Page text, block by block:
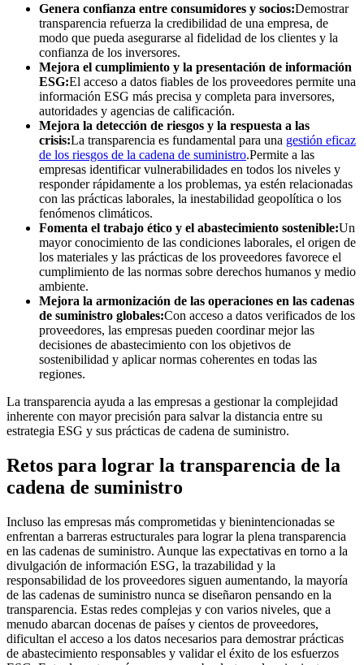
Genera confianza entre consumidores y socios:Demostrar
transparencia refuerza la credibilidad de una empresa, de
modo que pueda asegurarse al fidelidad de los clientes y la
confianza de los inversores.
Mejora el cumplimiento y la presentación de información
ESG:El acceso a datos fiables de los proveedores permite una
información ESG más precisa y completa para inversores,
autoridades y agencias de calificación.
Mejora la detección de riesgos y la respuesta a las
crisis:La transparencia es fundamental para una gestión eficaz
de los riesgos de la cadena de suministro.Permite a las
empresas identificar vulnerabilidades en todos los niveles y
responder rápidamente a los problemas, ya estén relacionadas
con las prácticas laborales, la inestabilidad geopolítica o los
fenómenos climáticos.
Fomenta el trabajo ético y el abastecimiento sostenible:Un
mayor conocimiento de las condiciones laborales, el origen de
los materiales y las prácticas de los proveedores favorece el
cumplimiento de las normas sobre derechos humanos y medio
ambiente.
Mejora la armonización de las operaciones en las cadenas
de suministro globales:Con acceso a datos verificados de los
proveedores, las empresas pueden coordinar mejor las
decisiones de abastecimiento con los objetivos de
sostenibilidad y aplicar normas coherentes en todas las
regiones.
La transparencia ayuda a las empresas a gestionar la complejidad
inherente con mayor precisión para salvar la distancia entre su
estrategia ESG y sus prácticas de cadena de suministro.
Retos para lograr la transparencia de la
cadena de suministro
Incluso las empresas más comprometidas y bienintencionadas se
enfrentan a barreras estructurales para lograr la plena transparencia
en las cadenas de suministro. Aunque las expectativas en torno a la
divulgación de información ESG, la trazabilidad y la
responsabilidad de los proveedores siguen aumentando, la mayoría
de las cadenas de suministro nunca se diseñaron pensando en la
transparencia. Estas redes complejas y con varios niveles, que a
menudo abarcan docenas de países y cientos de proveedores,
dificultan el acceso a los datos necesarios para demostrar prácticas
de abastecimiento responsables y validar el éxito de los esfuerzos